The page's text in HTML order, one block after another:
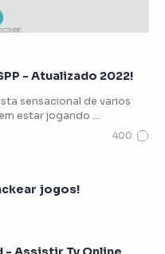
- Atualizado 2022!
sensacional de varios
estar jogando …
jogos!